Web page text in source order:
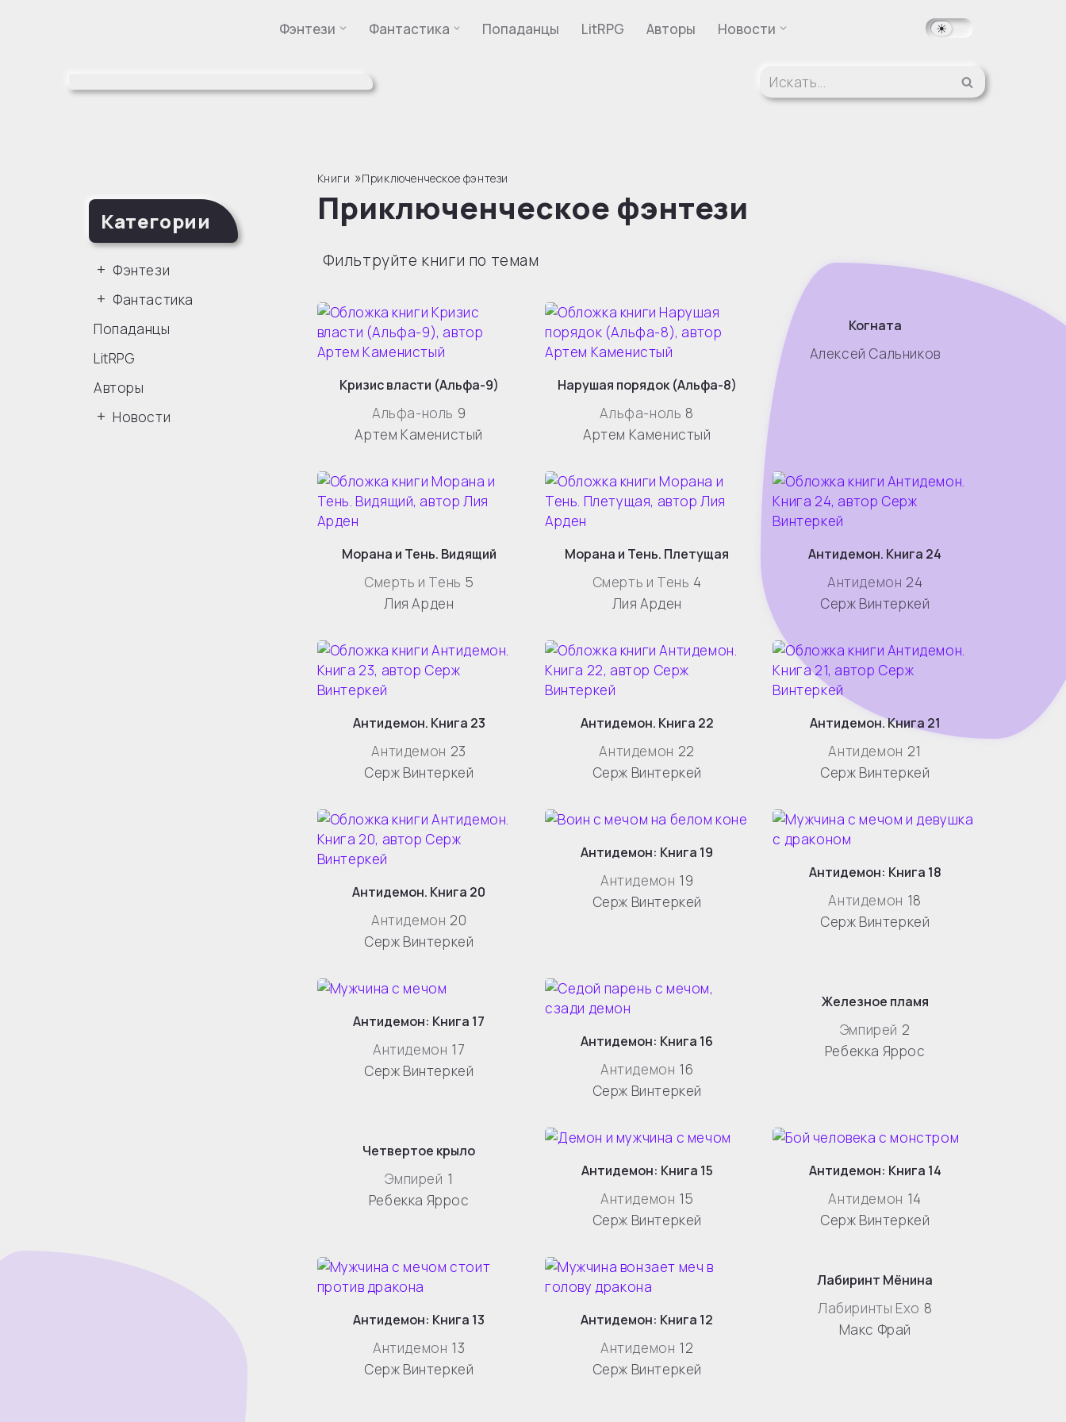
Фэнтези Фантастика Попаданцы LitRPG Авторы Новости
Категории
Фэнтези
Фантастика
Попаданцы
LitRPG
Авторы
Новости
Книги »Приключенческое фэнтези
Приключенческое фэнтези
Фильтруйте книги по темам
Кризис власти (Альфа-9)
Альфа-ноль 9
Артем Каменистый
Нарушая порядок (Альфа-8)
Альфа-ноль 8
Артем Каменистый
Когната
Алексей Сальников
Морана и Тень. Видящий
Смерть и Тень 5
Лия Арден
Морана и Тень. Плетущая
Смерть и Тень 4
Лия Арден
Антидемон. Книга 24
Антидемон 24
Серж Винтеркей
Антидемон. Книга 23
Антидемон 23
Серж Винтеркей
Антидемон. Книга 22
Антидемон 22
Серж Винтеркей
Антидемон. Книга 21
Антидемон 21
Серж Винтеркей
Антидемон. Книга 20
Антидемон 20
Серж Винтеркей
Антидемон: Книга 19
Антидемон 19
Серж Винтеркей
Антидемон: Книга 18
Антидемон 18
Серж Винтеркей
Антидемон: Книга 17
Антидемон 17
Серж Винтеркей
Антидемон: Книга 16
Антидемон 16
Серж Винтеркей
Железное пламя
Эмпирей 2
Ребекка Яррос
Четвертое крыло
Эмпирей 1
Ребекка Яррос
Антидемон: Книга 15
Антидемон 15
Серж Винтеркей
Антидемон: Книга 14
Антидемон 14
Серж Винтеркей
Антидемон: Книга 13
Антидемон 13
Серж Винтеркей
Антидемон: Книга 12
Антидемон 12
Серж Винтеркей
Лабиринт Мёнина
Лабиринты Ехо 8
Макс Фрай